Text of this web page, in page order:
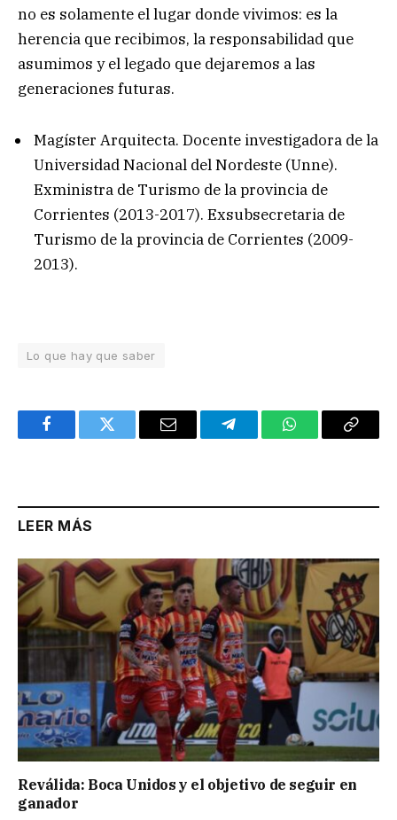
no es solamente el lugar donde vivimos: es la
herencia que recibimos, la responsabilidad que
asumimos y el legado que dejaremos a las
generaciones futuras.
Magíster Arquitecta. Docente investigadora de la
Universidad Nacional del Nordeste (Unne).
Exministra de Turismo de la provincia de
Corrientes (2013-2017). Exsubsecretaria de
Turismo de la provincia de Corrientes (2009-
2013).
Lo que hay que saber
FacebookTwitter Email TelegramWhatsAppCopy
LEER MÁS
Reválida: Boca Unidos y el objetivo de seguir en
ganador